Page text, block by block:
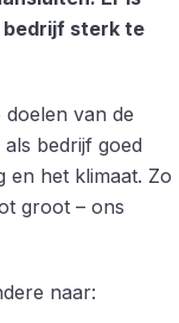
bedrijf sterk te
van de
bedrijf goed
en het klimaat. Zo
groot – ons
naar: